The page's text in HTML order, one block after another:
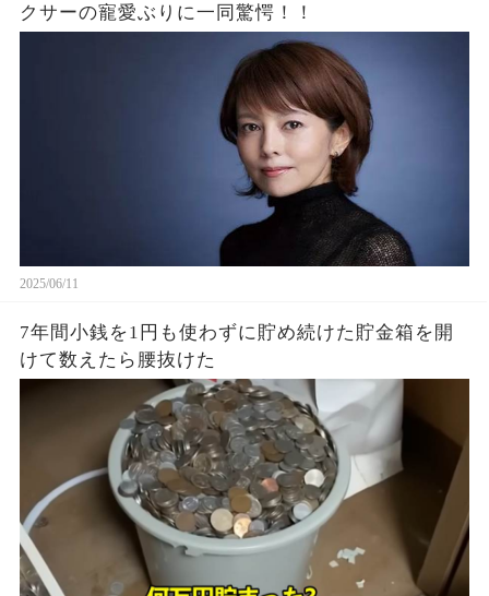
クサーの寵愛ぶりに一同驚愕！！
2025/06/11
7年間小銭を1円も使わずに貯め続けた貯金箱を開
けて数えたら腰抜けた